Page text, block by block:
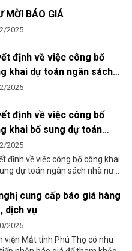
MỜI BÁO GIÁ
2025
định về việc công bố
khai dự toán ngân sách
năm 2026
2025
định về việc công bố
khai bổ sung dự toán
sách nhà nước năm 2025
2025
định về việc công bố công khai
dự toán ngân sách nhà nước
cung cấp báo giá hàng
dịch vụ
2025
viện Mắt tỉnh Phú Thọ có nhu